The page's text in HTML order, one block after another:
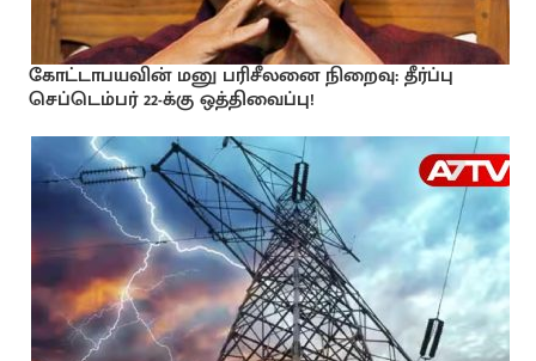
கோட்டாபயவின் மனு பரிசீலனை நிறைவு: தீர்ப்பு
செப்டெம்பர் 22-க்கு ஒத்திவைப்பு!